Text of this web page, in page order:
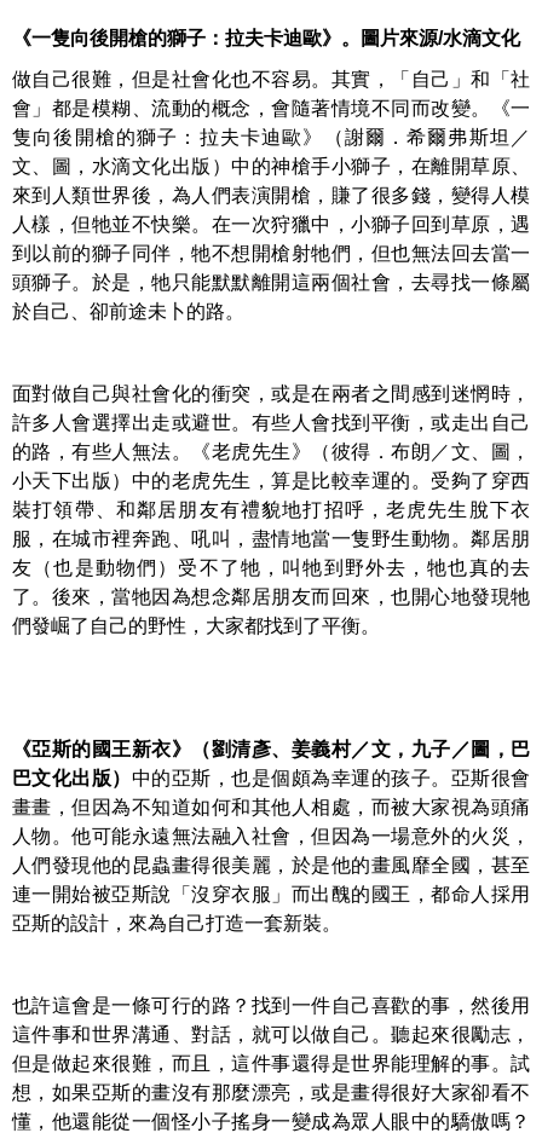
《一隻向後開槍的獅子：拉夫卡迪歐》。圖片來源/水滴文化
做自己很難，但是社會化也不容易。其實，「自己」和「社
會」都是模糊、流動的概念，會隨著情境不同而改變。《一
隻向後開槍的獅子：拉夫卡迪歐》（謝爾．希爾弗斯坦／
文、圖，水滴文化出版）中的神槍手小獅子，在離開草原、
來到人類世界後，為人們表演開槍，賺了很多錢，變得人模
人樣，但牠並不快樂。在一次狩獵中，小獅子回到草原，遇
到以前的獅子同伴，牠不想開槍射牠們，但也無法回去當一
頭獅子。於是，牠只能默默離開這兩個社會，去尋找一條屬
於自己、卻前途未卜的路。
面對做自己與社會化的衝突，或是在兩者之間感到迷惘時，
許多人會選擇出走或避世。有些人會找到平衡，或走出自己
的路，有些人無法。《老虎先生》（彼得．布朗／文、圖，
小天下出版）中的老虎先生，算是比較幸運的。受夠了穿西
裝打領帶、和鄰居朋友有禮貌地打招呼，老虎先生脫下衣
服，在城市裡奔跑、吼叫，盡情地當一隻野生動物。鄰居朋
友（也是動物們）受不了牠，叫牠到野外去，牠也真的去
了。後來，當牠因為想念鄰居朋友而回來，也開心地發現牠
們發崛了自己的野性，大家都找到了平衡。
《亞斯的國王新衣》（劉清彥、姜義村／文，九子／圖，巴
巴文化出版） 中的亞斯，也是個頗為幸運的孩子。亞斯很會
畫畫，但因為不知道如何和其他人相處，而被大家視為頭痛
人物。他可能永遠無法融入社會，但因為一場意外的火災，
人們發現他的昆蟲畫得很美麗，於是他的畫風靡全國，甚至
連一開始被亞斯說「沒穿衣服」而出醜的國王，都命人採用
亞斯的設計，來為自己打造一套新裝。
也許這會是一條可行的路？找到一件自己喜歡的事，然後用
這件事和世界溝通、對話，就可以做自己。聽起來很勵志，
但是做起來很難，而且，這件事還得是世界能理解的事。試
想，如果亞斯的畫沒有那麼漂亮，或是畫得很好大家卻看不
懂，他還能從一個怪小子搖身一變成為眾人眼中的驕傲嗎？